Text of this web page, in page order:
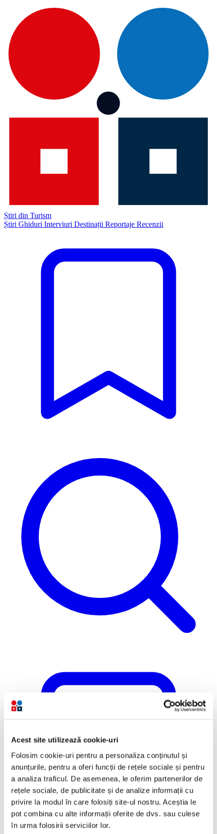
Acest site utilizează cookie-uri
Folosim cookie-uri pentru a personaliza conținutul și
anunțurile, pentru a oferi funcții de rețele sociale și pentru
a analiza traficul. De asemenea, le oferim partenerilor de
rețele sociale, de publicitate și de analize informații cu
privire la modul în care folosiți site-ul nostru. Aceștia le
pot combina cu alte informații oferite de dvs. sau culese
în urma folosirii serviciilor lor.
Știri din Turism
Știri Ghiduri Interviuri Destinații Reportaje Recenzii